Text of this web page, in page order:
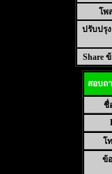
โพ
ปรับปรุ
Share
สอบถ
ชื่
โ
ข้